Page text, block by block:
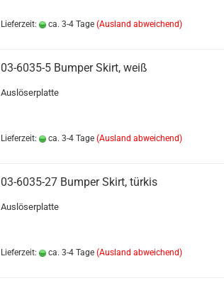
Lieferzeit: ca. 3-4 Tage (Ausland abweichend)
03-6035-5 Bumper Skirt, weiß
Auslöserplatte
Lieferzeit: ca. 3-4 Tage (Ausland abweichend)
03-6035-27 Bumper Skirt, türkis
Auslöserplatte
Lieferzeit: ca. 3-4 Tage (Ausland abweichend)